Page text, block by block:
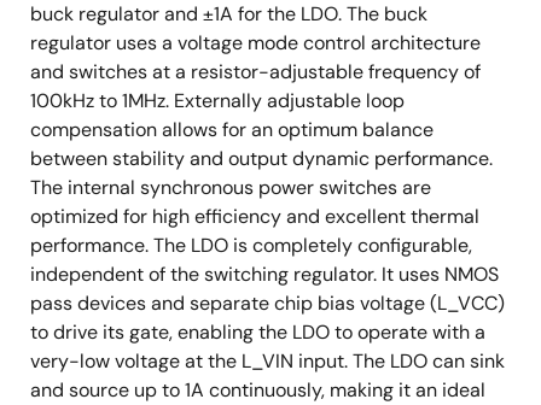
buck regulator and ±1A for the LDO. The buck
regulator uses a voltage mode control architecture
and switches at a resistor-adjustable frequency of
100kHz to 1MHz. Externally adjustable loop
compensation allows for an optimum balance
between stability and output dynamic performance.
The internal synchronous power switches are
optimized for high efficiency and excellent thermal
performance. The LDO is completely configurable,
independent of the switching regulator. It uses NMOS
pass devices and separate chip bias voltage (L_VCC)
to drive its gate, enabling the LDO to operate with a
very-low voltage at the L_VIN input. The LDO can sink
and source up to 1A continuously, making it an ideal